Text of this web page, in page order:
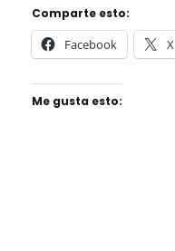
Comparte esto:
Facebook X
Me gusta esto: